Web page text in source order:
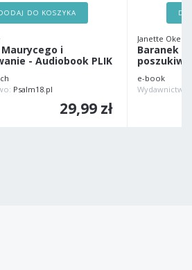
DO KOSZYKA
i
- Audiobook PLIK
Psalm18.pl
29,99 zł
Janette Oke
Baranek
e-book